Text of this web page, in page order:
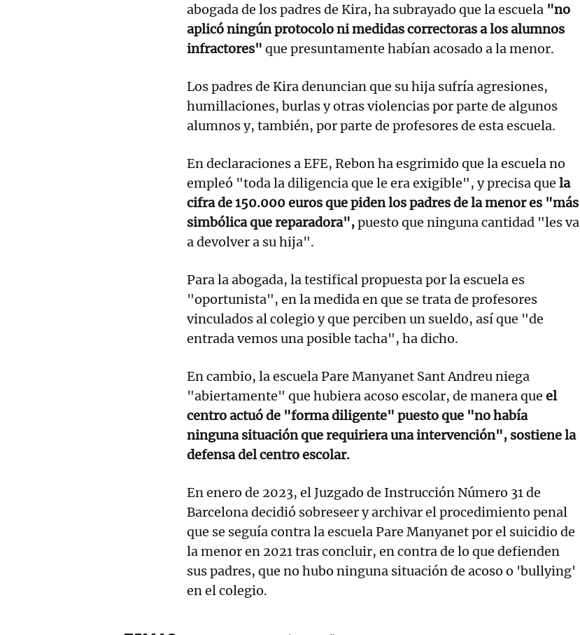
abogada de los padres de Kira, ha subrayado que la escuela "no
aplicó ningún protocolo ni medidas correctoras a los alumnos
infractores" que presuntamente habían acosado a la menor.
Los padres de Kira denuncian que su hija sufría agresiones,
humillaciones, burlas y otras violencias por parte de algunos
alumnos y, también, por parte de profesores de esta escuela.
En declaraciones a EFE, Rebon ha esgrimido que la escuela no
empleó "toda la diligencia que le era exigible", y precisa que la
cifra de 150.000 euros que piden los padres de la menor es "más
simbólica que reparadora",puesto que ninguna cantidad "les va
a devolver a su hija".
Para la abogada, la testifical propuesta por la escuela es
"oportunista", en la medida en que se trata de profesores
vinculados al colegio y que perciben un sueldo, así que "de
entrada vemos una posible tacha", ha dicho.
En cambio, la escuela Pare Manyanet Sant Andreu niega
"abiertamente" que hubiera acoso escolar, de manera que el
centro actuó de "forma diligente" puesto que "no había
ninguna situación que requiriera una intervención", sostiene la
defensa del centro escolar.
En enero de 2023, el Juzgado de Instrucción Número 31 de
Barcelona decidió sobreseer y archivar el procedimiento penal
que se seguía contra la escuela Pare Manyanet por el suicidio de
la menor en 2021 tras concluir, en contra de lo que defienden
sus padres, que no hubo ninguna situación de acoso o 'bullying'
en el colegio.